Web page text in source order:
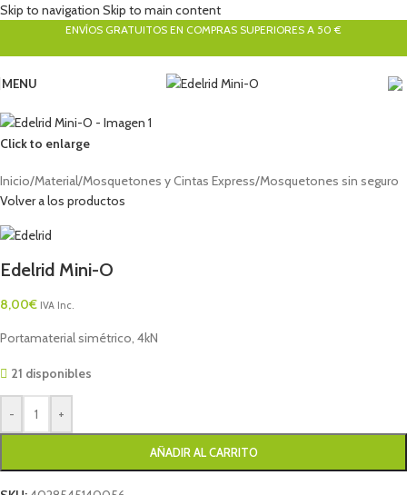
Skip to navigation Skip to main content
ENVÍOS GRATUITOS EN COMPRAS SUPERIORES A 50 €
MENU
Click to enlarge
Inicio/Material/Mosquetones y Cintas Express/Mosquetones sin seguro
Volver a los productos
Edelrid Mini-O
8,00€ IVA Inc.
Portamaterial simétrico, 4kN
21 disponibles
- +
AÑADIR AL CARRITO